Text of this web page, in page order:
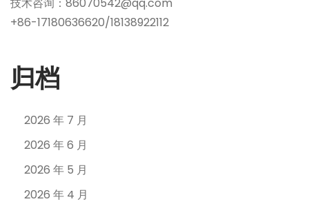
技术咨询：86070542@qq.com
+86-17180636620/18138922112
归档
2026 年 7 月
2026 年 6 月
2026 年 5 月
2026 年 4 月